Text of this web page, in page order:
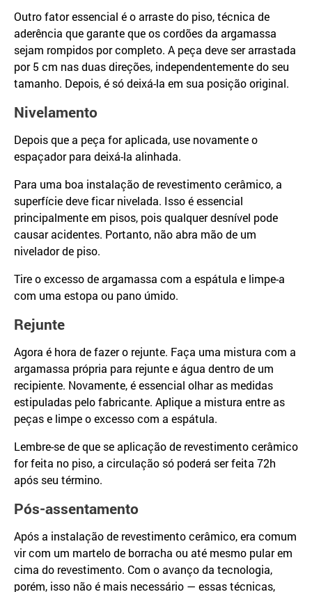
Outro fator essencial é o arraste do piso, técnica de
aderência que garante que os cordões da argamassa
sejam rompidos por completo. A peça deve ser arrastada
por 5 cm nas duas direções, independentemente do seu
tamanho. Depois, é só deixá-la em sua posição original.
Nivelamento
Depois que a peça for aplicada, use novamente o
espaçador para deixá-la alinhada.
Para uma boa instalação de revestimento cerâmico, a
superfície deve ficar nivelada. Isso é essencial
principalmente em pisos, pois qualquer desnível pode
causar acidentes. Portanto, não abra mão de um
nivelador de piso.
Tire o excesso de argamassa com a espátula e limpe-a
com uma estopa ou pano úmido.
Rejunte
Agora é hora de fazer o rejunte. Faça uma mistura com a
argamassa própria para rejunte e água dentro de um
recipiente. Novamente, é essencial olhar as medidas
estipuladas pelo fabricante. Aplique a mistura entre as
peças e limpe o excesso com a espátula.
Lembre-se de que se aplicação de revestimento cerâmico
for feita no piso, a circulação só poderá ser feita 72h
após seu término.
Pós-assentamento
Após a instalação de revestimento cerâmico, era comum
vir com um martelo de borracha ou até mesmo pular em
cima do revestimento. Com o avanço da tecnologia,
porém, isso não é mais necessário — essas técnicas,